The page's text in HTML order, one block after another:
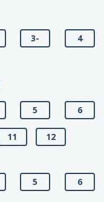
3- 4
5 6
11
12
5 6